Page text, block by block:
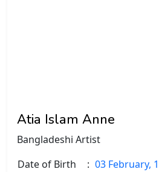
Atia Islam Anne
Bangladeshi Artist
Date of Birth
: 03 February,